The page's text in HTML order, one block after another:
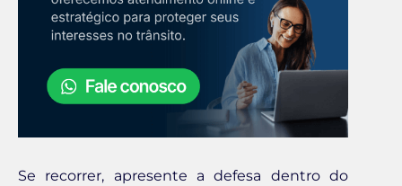
Se recorrer, apresente a defesa dentro do